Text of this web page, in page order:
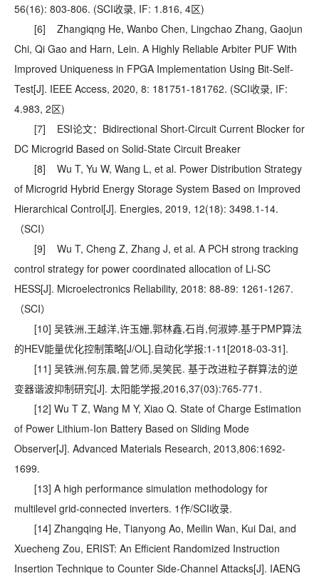
56(16): 803-806. (SCI收录, IF: 1.816, 4区)
[6] Zhangiqng He, Wanbo Chen, Lingchao Zhang, Gaojun
Chi, Qi Gao and Harn, Lein. A Highly Reliable Arbiter PUF With
Improved Uniqueness in FPGA Implementation Using Bit-Self-
Test[J]. IEEE Access, 2020, 8: 181751-181762. (SCI收录, IF:
4.983, 2区)
[7] ESI论文：Bidirectional Short-Circuit Current Blocker for
DC Microgrid Based on Solid-State Circuit Breaker
[8] Wu T, Yu W, Wang L, et al. Power Distribution Strategy
of Microgrid Hybrid Energy Storage System Based on Improved
Hierarchical Control[J]. Energies, 2019, 12(18): 3498.1-14.
（SCI）
[9] Wu T, Cheng Z, Zhang J, et al. A PCH strong tracking
control strategy for power coordinated allocation of Li-SC
HESS[J]. Microelectronics Reliability, 2018: 88-89: 1261-1267.
（SCI）
[10] 吴铁洲,王越洋,许玉姗,郭林鑫,石肖,何淑婷.基于PMP算法
的HEV能量优化控制策略[J/OL].自动化学报:1-11[2018-03-31].
[11] 吴铁洲,何东晨,曾艺师,吴笑民. 基于改进粒子群算法的逆
变器谐波抑制研究[J]. 太阳能学报,2016,37(03):765-771.
[12] Wu T Z, Wang M Y, Xiao Q. State of Charge Estimation
of Power Lithium-Ion Battery Based on Sliding Mode
Observer[J]. Advanced Materials Research, 2013,806:1692-
1699.
[13] A high performance simulation methodology for
multilevel grid-connected inverters. 1作/SCI收录.
[14] Zhangqing He, Tianyong Ao, Meilin Wan, Kui Dai, and
Xuecheng Zou, ERIST: An Efficient Randomized Instruction
Insertion Technique to Counter Side-Channel Attacks[J]. IAENG